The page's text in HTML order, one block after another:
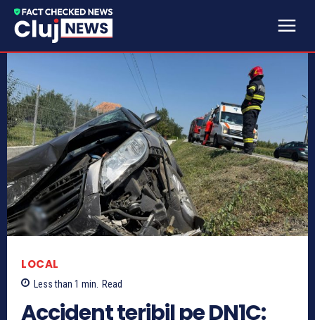
LOCAL
Less than 1 min. Read
Accident teribil pe DN1C: